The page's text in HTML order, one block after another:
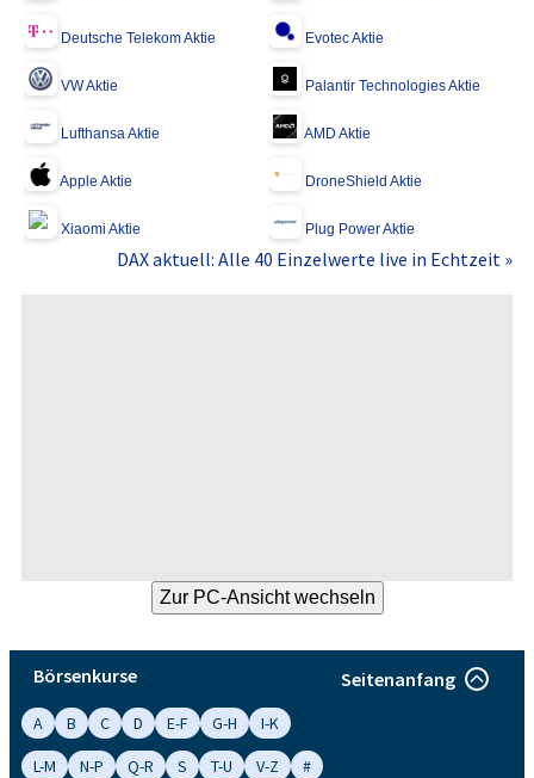
Deutsche Telekom Aktie Evotec Aktie
VW Aktie Palantir Technologies Aktie
Lufthansa Aktie AMD Aktie
Apple Aktie DroneShield Aktie
Xiaomi Aktie Plug Power Aktie
DAX aktuell: Alle 40 Einzelwerte live in Echtzeit »
Börsenkurse Seitenanfang
A B C D E-F G-H
I-K
L-M
N-P Q-R S T-U V-Z #